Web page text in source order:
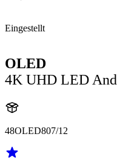
Eingestellt
OLED
4K UHD LED
48OLED807/12